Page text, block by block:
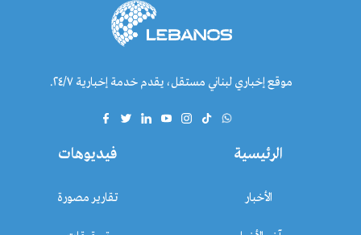
موقع إخباري لبناني مستقل، يقدم خدمة إخبارية ٢٤/٧.
الرئيسية
الأخبار
فيديوهات
تقارير مصورة